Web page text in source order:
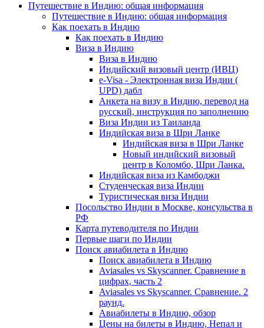
Путешествие в Индию: общая информация
Путешествие в Индию: общая информация
Как поехать в Индию
Как поехать в Индию
Виза в Индию
Виза в Индию
Индийский визовый центр (ИВЦ)
e-Visa - Электронная виза Индии (
UPD) дабл
Анкета на визу в Индию, перевод на
русский, инструкция по заполнению
Виза Индии из Таиланда
Индийская виза в Шри Ланке
Индийская виза в Шри Ланке
Новый индийский визовый
центр в Коломбо, Шри Ланка.
Индийская виза из Камбоджи
Студенческая виза Индии
Туристическая виза Индии
Посольство Индии в Москве, консульства в
РФ
Карта путеводителя по Индии
Первые шаги по Индии
Поиск авиабилета в Индию
Поиск авиабилета в Индию
Aviasales vs Skyscanner. Сравнение в
цифрах, часть 2
Aviasales vs Skyscanner. Сравнение. 2
раунд.
Авиабилеты в Индию, обзор
Цены на билеты в Индию, Непал и